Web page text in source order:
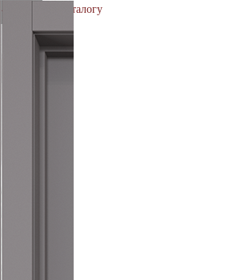
Вернуться к каталогу